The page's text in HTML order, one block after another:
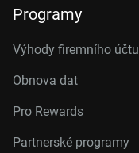
Programy
Výhody firemního účtu
Obnova dat
Pro Rewards
Partnerské programy